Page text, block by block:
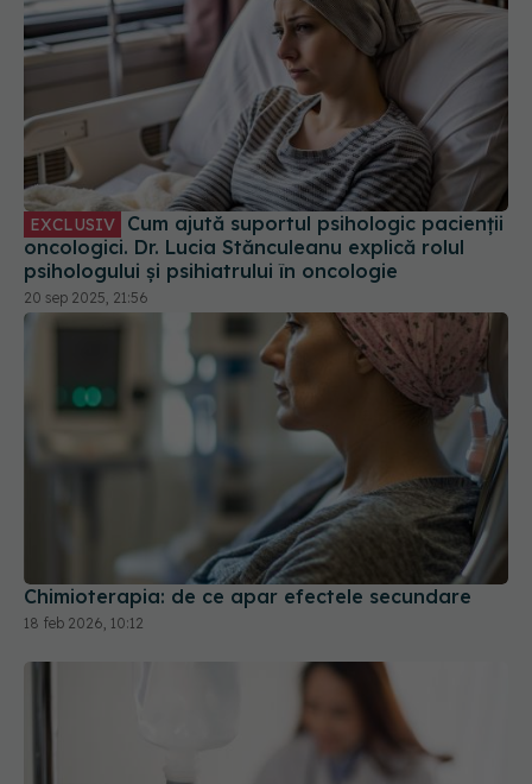
EXCLUSIV
oncologici. Dr. Lucia Stănculeanu explică rolul
psihologului și psihiatrului în oncologie
20 sep 2025, 21:56
Chimioterapia: de ce apar efectele secundare
18 feb 2026, 10:12